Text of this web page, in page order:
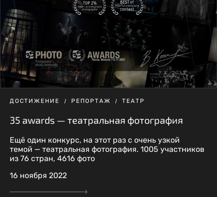
ДОСТИЖЕНИЕ РЕПОРТАЖ ТЕАТР
35 awards — театральная фотография
Ещё один конкурс, на этот раз с очень узкой
темой — театральная фотография. 1005 участников
из 76 стран, 4616 фото
16 ноября 2022